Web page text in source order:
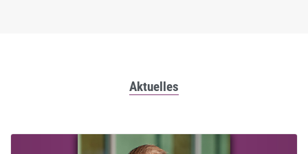
Aktuelles